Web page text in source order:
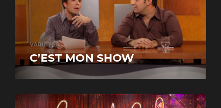
VARIÉTÉS
C’EST MON SHOW